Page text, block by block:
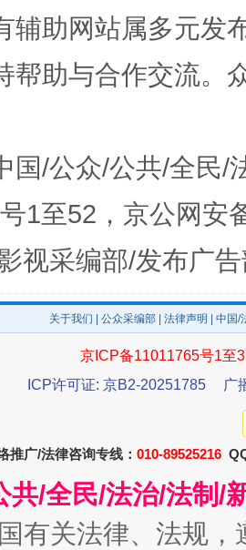
抗生素超标问题”
辅助网站属多元发
帮助与合作交流。
国/公众/公共/全民/
1至52，京公网安
视采编部/发布广
关于我们 公众采编部 法律声明 | 中国
京ICP备11011765号1至
ICP许可证: 京B2-20251785
广
推广/法律咨询专线： 010-89525216
共/全民/法治/法制/
有关法律、法规